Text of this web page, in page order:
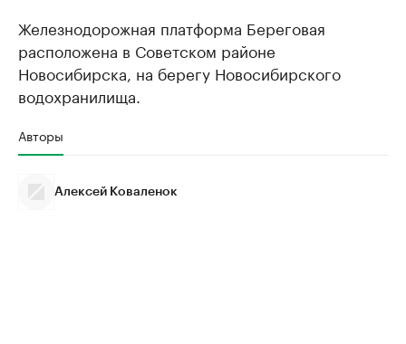
Железнодорожная платформа Береговая
расположена в Советском районе
Новосибирска, на берегу Новосибирского
водохранилища.
Авторы
Алексей Коваленок